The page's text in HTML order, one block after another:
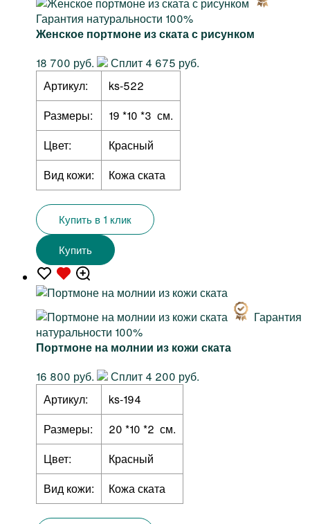
Гарантия натуральности 100%
Женское портмоне из ската с рисунком
18 700 руб.
Сплит 4 675 руб.
Артикул:
ks-522
Размеры:
19 *10 *3 см.
Цвет:
Красный
Вид кожи:
Кожа ската
Купить в 1 клик
Купить
Гарантия
натуральности 100%
Портмоне на молнии из кожи ската
16 800 руб.
Сплит 4 200 руб.
Артикул:
ks-194
Размеры:
20 *10 *2 см.
Цвет:
Красный
Вид кожи:
Кожа ската